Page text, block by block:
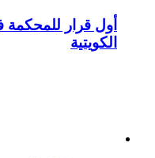
أول قرار
الكويتية